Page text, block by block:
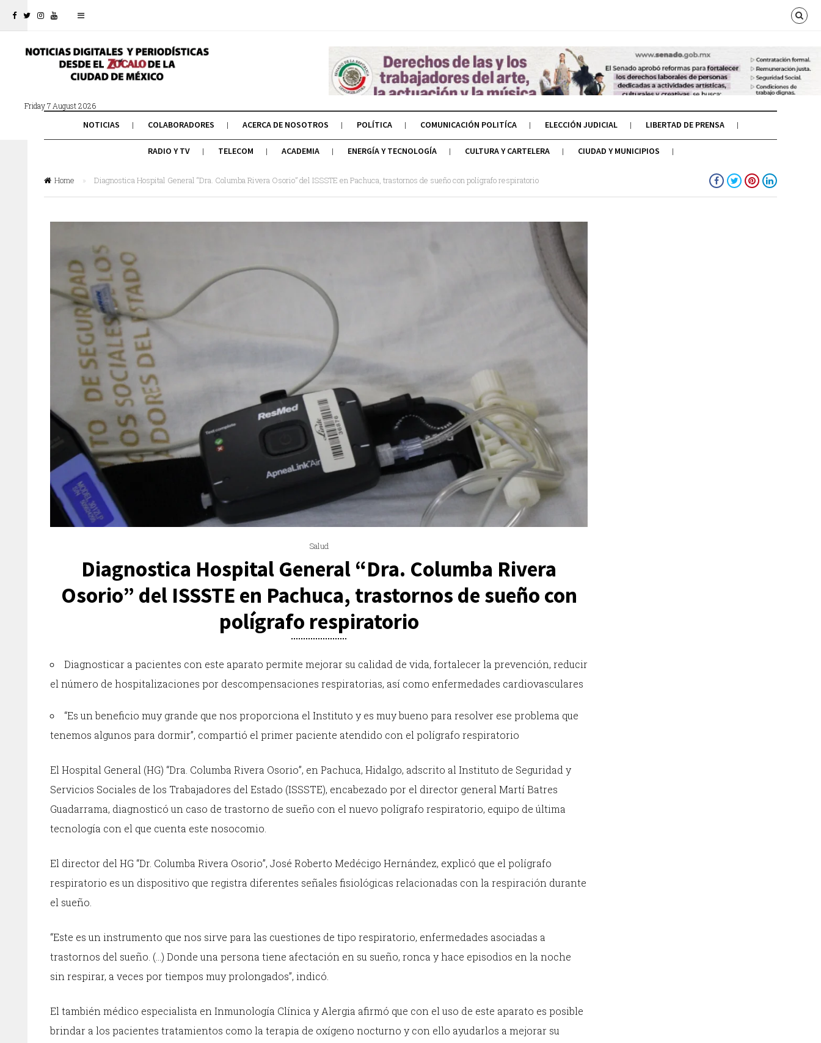
Friday 7 August 2026
NOTICIAS COLABORADORES ACERCA DE NOSOTROS POLÍTICA COMUNICACIÓN POLITÍCA ELECCIÓN JUDICIAL LIBERTAD DE PRENSA
RADIO Y TV TELECOM ACADEMIA ENERGÍA Y TECNOLOGÍA CULTURA Y CARTELERA CIUDAD Y MUNICIPIOS
Home » Diagnostica Hospital General “Dra. Columba Rivera Osorio” del ISSSTE en Pachuca, trastornos de sueño con polígrafo respiratorio
Salud
Diagnostica Hospital General “Dra. Columba Rivera
Osorio” del ISSSTE en Pachuca, trastornos de sueño con
polígrafo respiratorio
Diagnosticar a pacientes con este aparato permite mejorar su calidad de vida, fortalecer la prevención, reducir
el número de hospitalizaciones por descompensaciones respiratorias, así como enfermedades cardiovasculares
“Es un beneficio muy grande que nos proporciona el Instituto y es muy bueno para resolver ese problema que
tenemos algunos para dormir”, compartió el primer paciente atendido con el polígrafo respiratorio
El Hospital General (HG) “Dra. Columba Rivera Osorio”, en Pachuca, Hidalgo, adscrito al Instituto de Seguridad y
Servicios Sociales de los Trabajadores del Estado (ISSSTE), encabezado por el director general Martí Batres
Guadarrama, diagnosticó un caso de trastorno de sueño con el nuevo polígrafo respiratorio, equipo de última
tecnología con el que cuenta este nosocomio.
El director del HG “Dr. Columba Rivera Osorio”, José Roberto Medécigo Hernández, explicó que el polígrafo
respiratorio es un dispositivo que registra diferentes señales fisiológicas relacionadas con la respiración durante
el sueño.
“Este es un instrumento que nos sirve para las cuestiones de tipo respiratorio, enfermedades asociadas a
trastornos del sueño. (…) Donde una persona tiene afectación en su sueño, ronca y hace episodios en la noche
sin respirar, a veces por tiempos muy prolongados”, indicó.
El también médico especialista en Inmunología Clínica y Alergia afirmó que con el uso de este aparato es posible
brindar a los pacientes tratamientos como la terapia de oxígeno nocturno y con ello ayudarlos a mejorar su